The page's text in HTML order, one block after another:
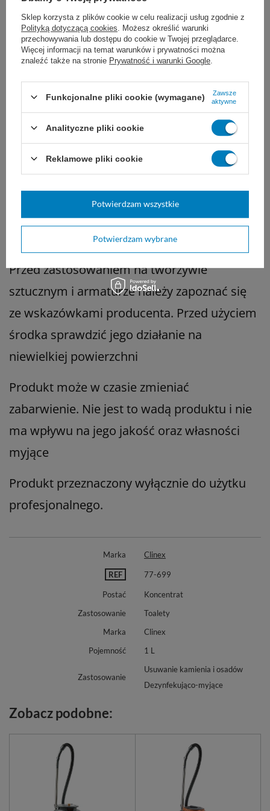
Pomieszczenia, w których dokonano
dezynfekcji powierzchni nie wymagają
wentylacji.
Uwaga:Nie stosować na kamieniach
naturalnych zawierających wapień jak np.
trawertyn, wapień muszlowy. Nie stosować
na aluminium, powierzchniach
lakierowanych oraz szkle akrylowym. Nie
stosować na materiałach o uszkodzonej
nawierzchni emaliowanej lub pokrytej
Przed zastosowaniem na tworzywie
sztucznym i armaturze należy zapoznać się
ze wskazówkami producenta. Przed użyciem
środka sprawdzić jego działanie na
niewielkiej powierzchni
Produkt może w czasie zmieniać
zabarwienie. Nie jest to wadą produktu i nie
ma wpływu na jego jakość oraz własności
myjące
Produkt przeznaczony wyłącznie do użytku
profesjonalnego.
Marka Clinex
REF 77-699
Postać
Koncentrat
Zastosowanie
Toalety
Marka
Clinex
Pojemność
1 L
Zastosowanie
Usuwanie kamienia i osadów
Dezynfekująco-myjące
Zobacz podobne:
Sklep korzysta z plików cookie w celu realizacji usług zgodnie z
Polityką dotyczącą cookies . Możesz określić warunki
przechowywania lub dostępu do cookie w Twojej przeglądarce.
Więcej informacji na temat warunków i prywatności można
znaleźć także na stronie Prywatność i warunki Google
Funkcjonalne pliki cookie (wymagane)
Zawsze
aktywne
Analityczne pliki cookie
Reklamowe pliki cookie
Potwierdzam wybrane
Potwierdzam wszystkie